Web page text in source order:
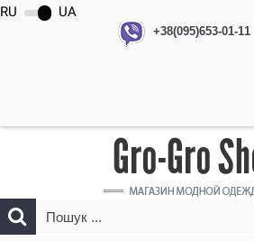
+38(095)653-01-11
RU UA